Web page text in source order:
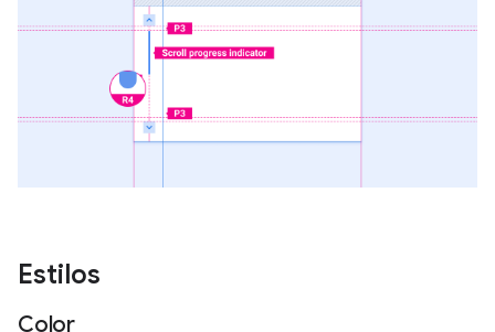
Estilos
Color